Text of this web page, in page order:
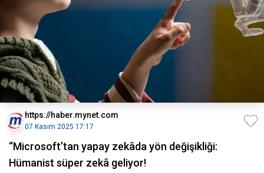
https://haber.mynet.com
07 Kasım 2025 17:17
“Microsoft’tan yapay zekâda yön değişikliği:
Hümanist süper zekâ geliyor!